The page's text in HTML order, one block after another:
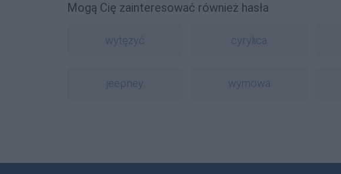
Mogą Cię zainteresować również hasła
wytężyć cyrylica
jeepney wymowa